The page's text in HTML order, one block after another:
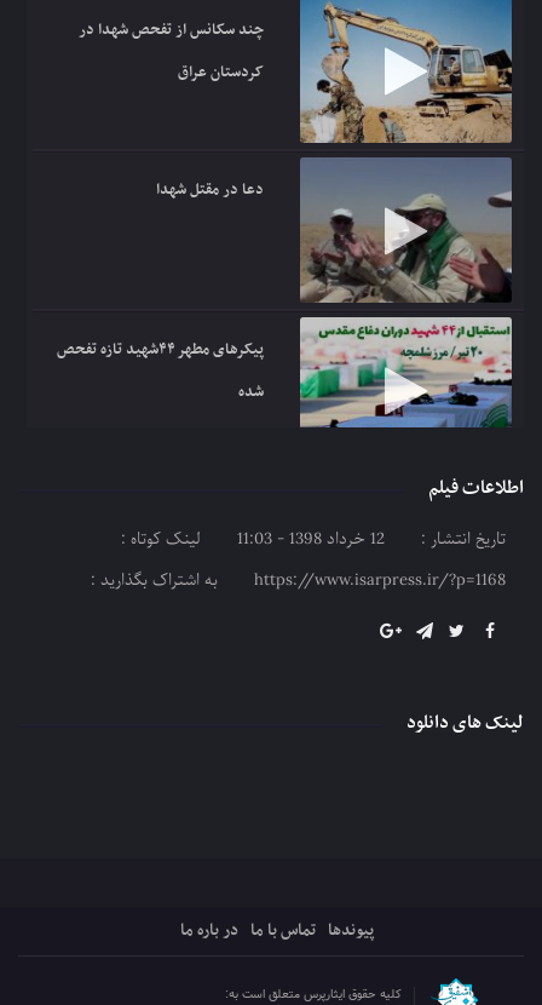
چند سکانس از تفحص شهدا در
کردستان عراق
دعا در مقتل شهدا
پیکرهای مطهر ۴۴شهید تازه تفحص
شده
اطلاعات فیلم
تاریخ انتشار : 12 خرداد 1398 - 11:03
لینک کوتاه :
https://www.isarpress.ir/?p=1168
به اشتراک بگذارید :
لینک های دانلود
پیوندها تماس با ما در باره ما
کلیه حقوق ایثارپرس متعلق است به: